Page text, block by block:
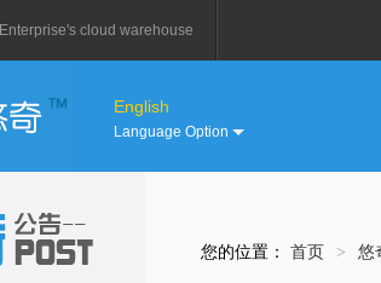
Enterprise's cloud warehouse
English
Language Option
您的位置： 首页 > 悠